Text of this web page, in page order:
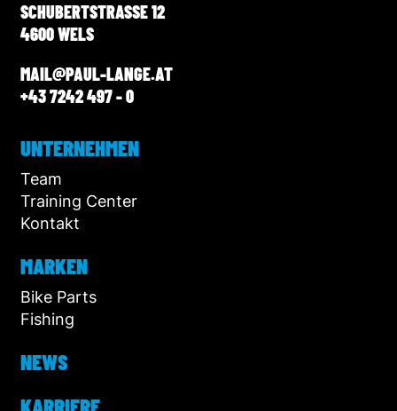
SCHUBERTSTRASSE 12
4600 WELS
MAIL@PAUL-LANGE.AT
+43 7242 497 - 0
UNTERNEHMEN
Team
Training Center
Kontakt
MARKEN
Bike Parts
Fishing
NEWS
KARRIERE